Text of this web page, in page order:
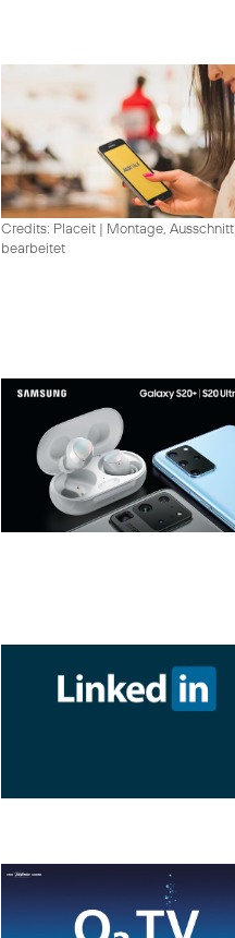
Credits: Placeit | Montage, Ausschnitt
bearbeitet